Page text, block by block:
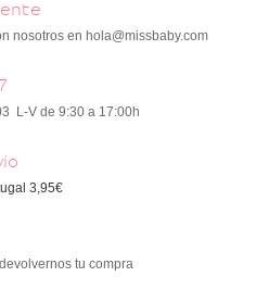
nosotros en hola@missbaby.com
L-V de 9:30 a 17:00h
3,95€
tu compra